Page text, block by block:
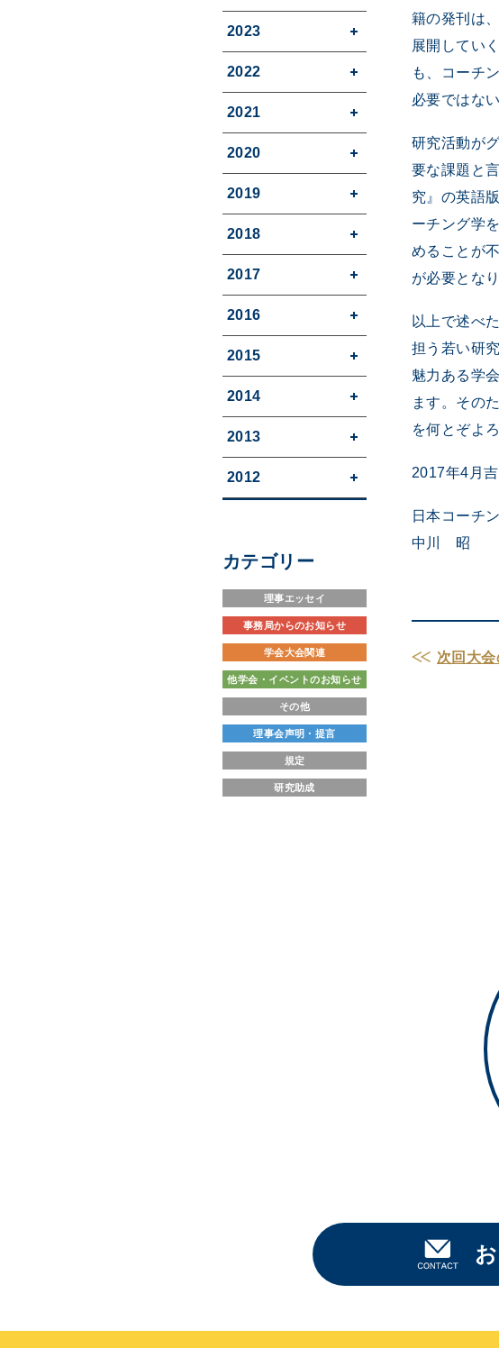
籍の発刊は
展開してい
も、コーチ
必要ではな
研究活動が
要な課題と
究』の英語
ーチング学
めることが
が必要とな
以上で述べ
担う若い研
魅力ある学
ます。その
を何とぞよ
2017年4月吉
日本コーチ
中川 昭
次回大
2023
2022
2021
2020
2019
2018
2017
2016
2015
2014
2013
2012
カテゴリー
理事エッセイ
事務局からのお知らせ
学会大会関連
他学会・イベントのお知らせ
その他
理事会声明・提言
規定
研究助成